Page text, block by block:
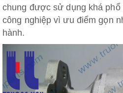
chung được sử dụng khá
công nghiệp vì ưu điểm gọn
hành.